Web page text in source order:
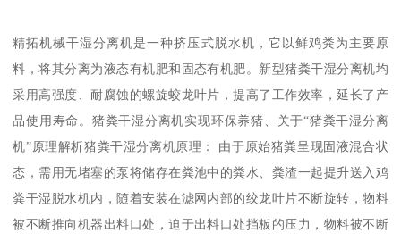
精拓机械干湿分离机是一种挤压式脱水机，它以鲜鸡粪为主要原
料，将其分离为液态有机肥和固态有机肥。新型猪粪干湿分离机均
采用高强度、耐腐蚀的螺旋蛟龙叶片，提高了工作效率，延长了产
品使用寿命。猪粪干湿分离机实现环保养猪、关于“猪粪干湿分离
机”原理解析猪粪干湿分离机原理： 由于原始猪粪呈现固液混合状
态，需用无堵塞的泵将储存在粪池中的粪水、粪渣一起提升送入鸡
粪干湿脱水机内，随着安装在滤网内部的绞龙叶片不断旋转，物料
被不断推向机器出料口处，迫于出料口处挡板的压力，物料被不断